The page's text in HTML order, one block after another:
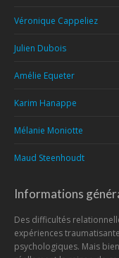
Véronique Cappeliez
Julien Dubois
Amélie Equeter
Karim Hanappe
Mélanie Moniotte
Maud Steenhoudt
Informations
Des difficultés
expériences
psychologiques. Mais